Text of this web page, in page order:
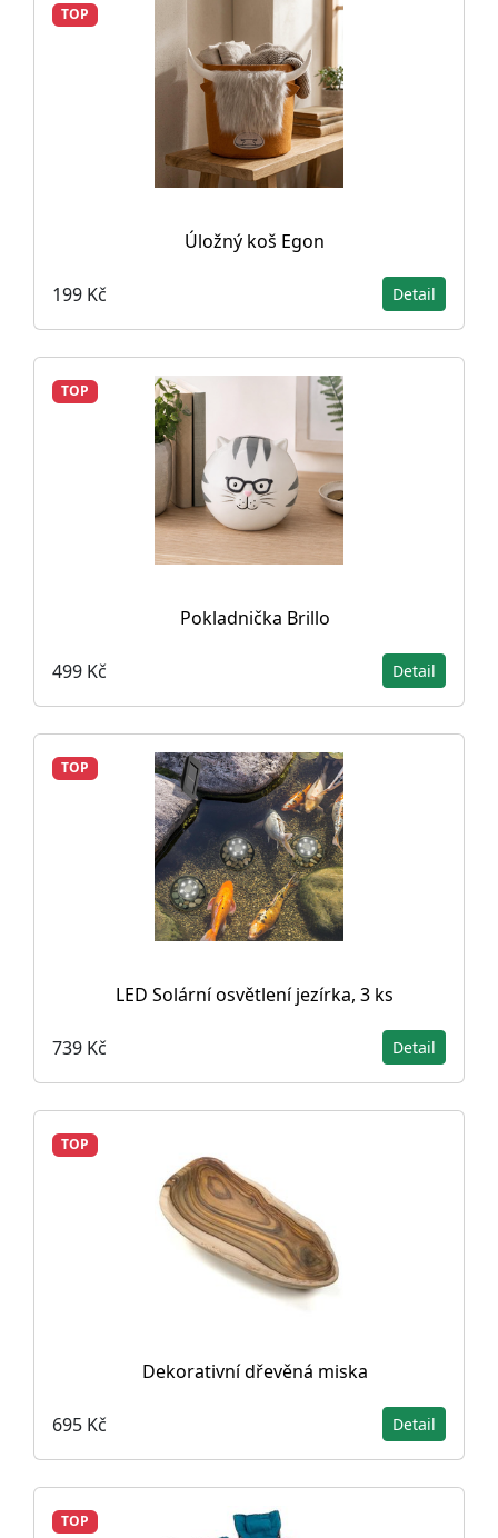
TOP
Úložný koš Egon
199 Kč Detail
TOP
Pokladnička Brillo
499 Kč Detail
TOP
LED Solární osvětlení jezírka, 3 ks
739 Kč Detail
TOP
Dekorativní dřevěná miska
695 Kč Detail
TOP